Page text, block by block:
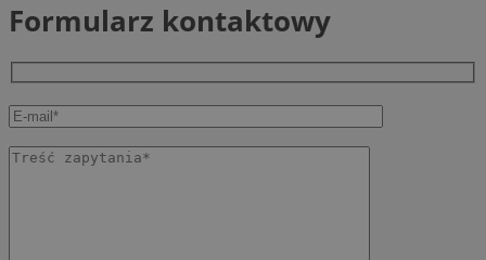
Formularz kontaktowy